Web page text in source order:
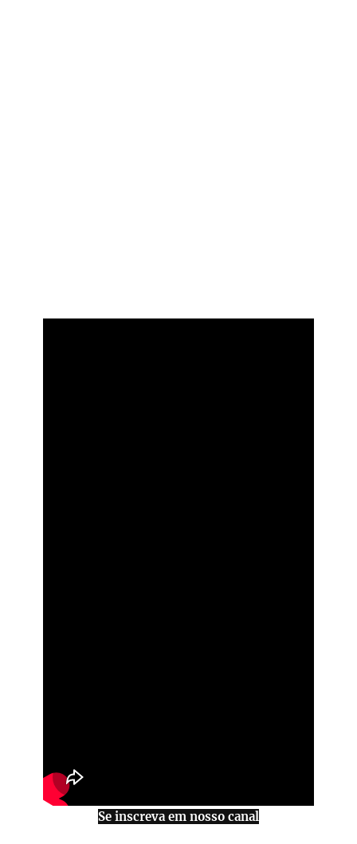
Se inscreva em nosso canal